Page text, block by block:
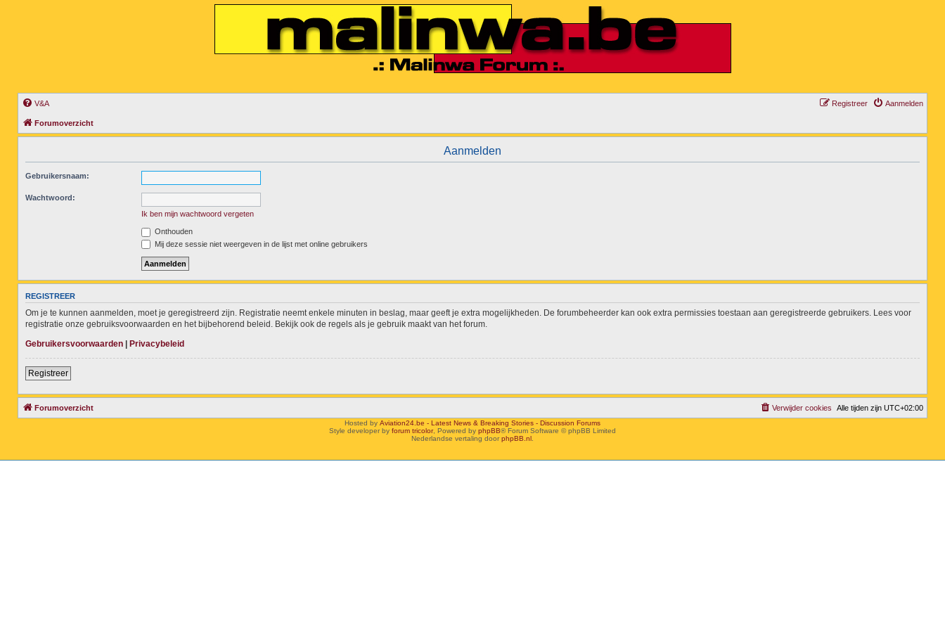
V&A Aanmelden
Registreer
Forumoverzicht
Aanmelden
Gebruikersnaam:
Wachtwoord:
Ik ben mijn wachtwoord vergeten
Onthouden
Mij deze sessie niet weergeven in de lijst met online gebruikers
REGISTREER
Om je te kunnen aanmelden, moet je geregistreerd zijn. Registratie neemt enkele minuten in beslag, maar geeft je extra mogelijkheden. De forumbeheerder kan ook extra permissies toestaan aan geregistreerde gebruikers. Lees voor
registratie onze gebruiksvoorwaarden en het bijbehorend beleid. Bekijk ook de regels als je gebruik maakt van het forum.
Gebruikersvoorwaarden | Privacybeleid
Registreer
Forumoverzicht Alle tijden zijn UTC+02:00
Verwijder cookies
Hosted by Aviation24.be - Latest News & Breaking Stories - Discussion Forums
Style developer by forum tricolor, Powered by phpBB® Forum Software © phpBB Limited
Nederlandse vertaling doorphpBB.nl